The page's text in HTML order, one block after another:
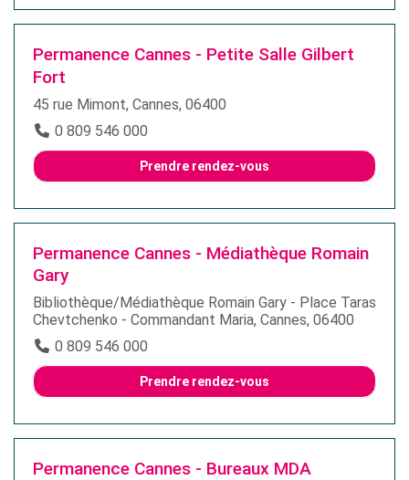
Permanence Cannes - Petite Salle Gilbert
Fort
45 rue Mimont, Cannes, 06400
0 809 546 000
Prendre rendez-vous
Permanence Cannes - Médiathèque Romain
Gary
Bibliothèque/Médiathèque Romain Gary - Place Taras
Chevtchenko - Commandant Maria, Cannes, 06400
0 809 546 000
Prendre rendez-vous
Permanence Cannes - Bureaux MDA